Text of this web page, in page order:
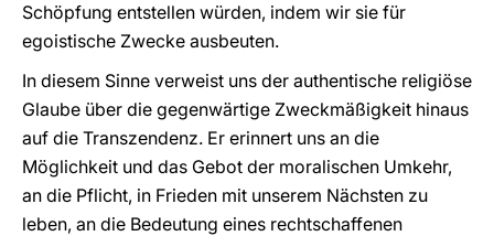
Schöpfung entstellen würden, indem wir sie für
egoistische Zwecke ausbeuten.
In diesem Sinne verweist uns der authentische religiöse
Glaube über die gegenwärtige Zweckmäßigkeit hinaus
auf die Transzendenz. Er erinnert uns an die
Möglichkeit und das Gebot der moralischen Umkehr,
an die Pflicht, in Frieden mit unserem Nächsten zu
leben, an die Bedeutung eines rechtschaffenen